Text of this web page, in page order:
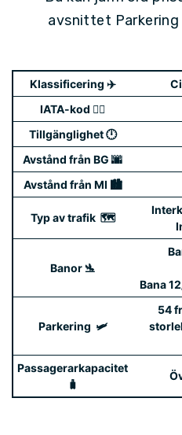
avsnittet
Klassificering ✈️
IATA-kod 👨‍✈️‍
Tillgänglighet 🕛
Avstånd från BG 🌆
Avstånd från MI 🏙️
Typ av trafik ️ 🗺️
Banor 🛬
Bana
Parkering ️ 🛩️
54
Passagerarkapacitet
🧳